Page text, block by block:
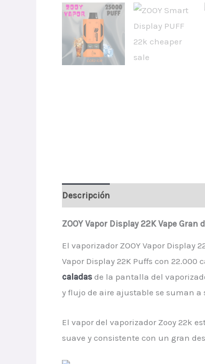
Descripción
ZOOY Vapor Display 22K Vape Gran
El vaporizador ZOOY Vapor Display
Vapor Display 22K Puffs con
caladas de la pantalla del
y flujo de aire ajustable se suman a
El vapor del vaporizador Zooy 22k
suave y consistente con un gran